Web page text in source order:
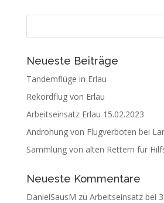
Neueste Beiträge
Tandemflüge in Erlau
Rekordflug von Erlau
Arbeitseinsatz Erlau 15.02.2023
Androhung von Flugverboten bei
Sammlung von alten Rettern für
Neueste Kommentare
DanielSausM zu Arbeitseinsatz bei